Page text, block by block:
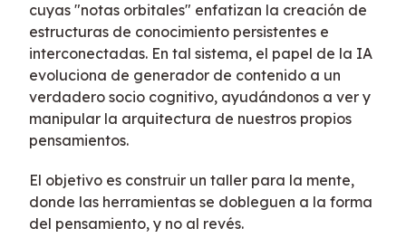
cuyas "notas orbitales" enfatizan la creación de
estructuras de conocimiento persistentes e
interconectadas. En tal sistema, el papel de la IA
evoluciona de generador de contenido a un
verdadero socio cognitivo, ayudándonos a ver y
manipular la arquitectura de nuestros propios
pensamientos.
El objetivo es construir un taller para la mente,
donde las herramientas se dobleguen a la forma
del pensamiento, y no al revés.